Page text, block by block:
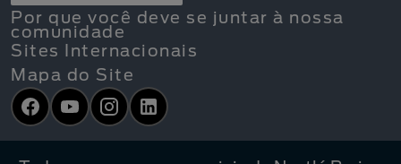
Por que você deve se juntar à nossa
comunidade
Sites Internacionais
Mapa do Site
Facebook
YouTubeInstagram